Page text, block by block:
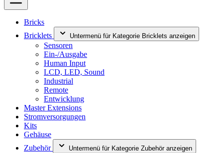
Bricks
Bricklets
Untermenü für Kategorie Bricklets anzeigen
Sensoren
Ein-/Ausgabe
Human Input
LCD, LED, Sound
Industrial
Remote
Entwicklung
Master Extensions
Stromversorgungen
Kits
Gehäuse
Zubehör
Untermenü für Kategorie Zubehör anzeigen